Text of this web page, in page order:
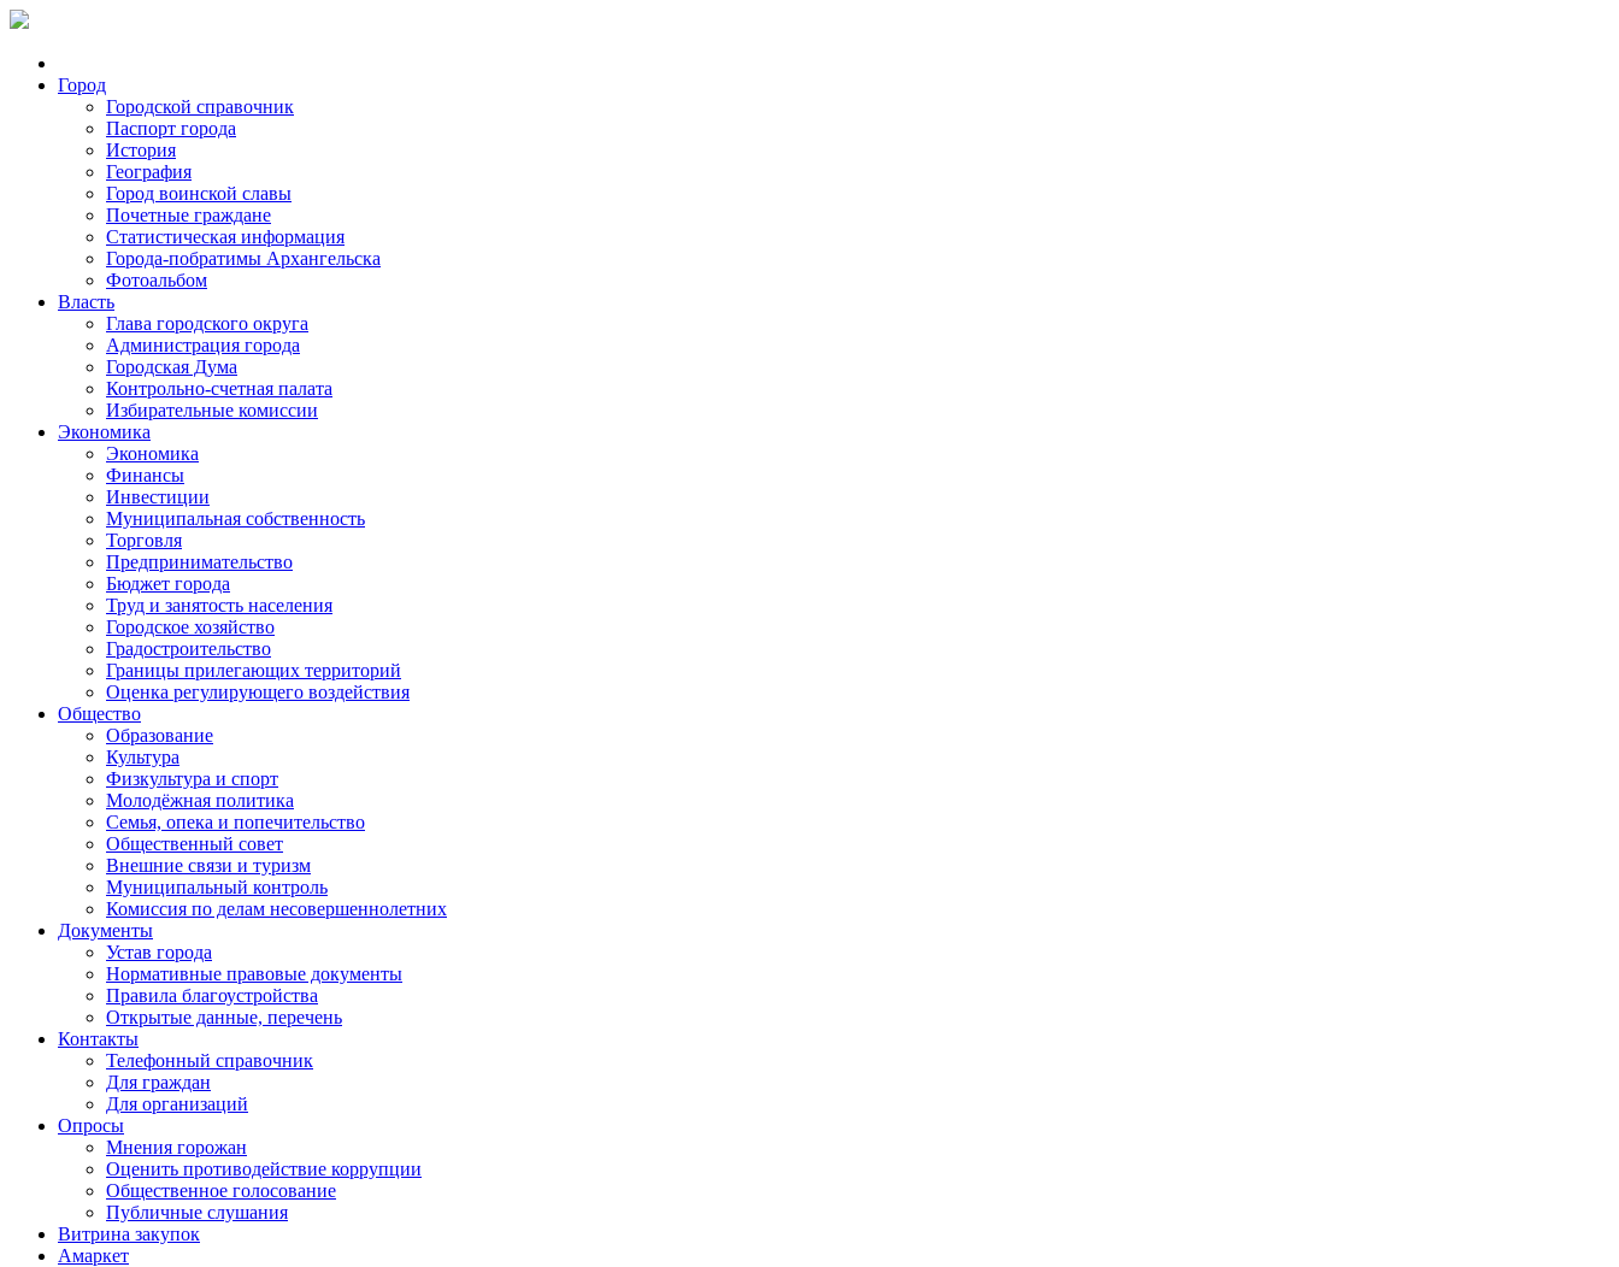
Город
Городской справочник
Паспорт города
История
География
Город воинской славы
Почетные граждане
Статистическая информация
Города-побратимы Архангельска
Фотоальбом
Власть
Глава городского округа
Администрация города
Городская Дума
Контрольно-счетная палата
Избирательные комиссии
Экономика
Экономика
Финансы
Инвестиции
Муниципальная собственность
Торговля
Предпринимательство
Бюджет города
Труд и занятость населения
Городское хозяйство
Градостроительство
Границы прилегающих территорий
Оценка регулирующего воздействия
Общество
Образование
Культура
Физкультура и спорт
Молодёжная политика
Семья, опека и попечительство
Общественный совет
Внешние связи и туризм
Муниципальный контроль
Комиссия по делам несовершеннолетних
Документы
Устав города
Нормативные правовые документы
Правила благоустройства
Открытые данные, перечень
Контакты
Телефонный справочник
Для граждан
Для организаций
Опросы
Мнения горожан
Оценить противодействие коррупции
Общественное голосование
Публичные слушания
Витрина закупок
Амаркет